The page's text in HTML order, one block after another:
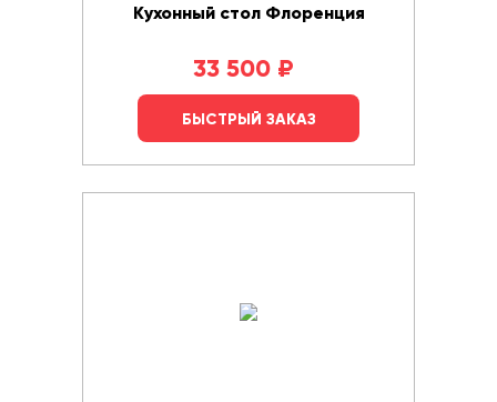
Кухонный стол Флоренция
33 500 ₽
БЫСТРЫЙ ЗАКАЗ